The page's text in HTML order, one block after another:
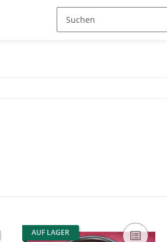
AUF LAGER